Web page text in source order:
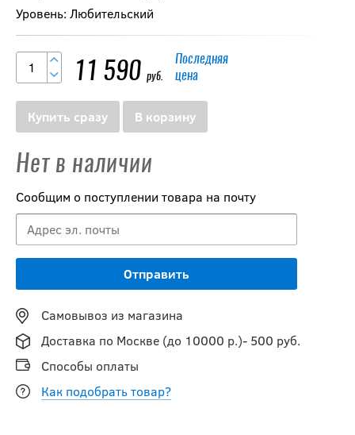
Уровень: Любительский
11 590 руб.
Последняя
цена
Купить сразу В корзину
Нет в наличии
Сообщим о поступлении товара на почту
Самовывоз из магазина
Доставка по Москве (до 10000 р.)- 500 руб.
Способы оплаты
Как подобрать товар?